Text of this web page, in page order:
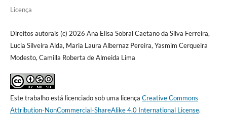
Licença
Direitos autorais (c) 2026 Ana Elisa Sobral Caetano da Silva Ferreira,
Lucia Silveira Alda, Maria Laura Albernaz Pereira, Yasmim Cerqueira
Modesto, Camilla Roberta de Almeida Lima
Este trabalho está licenciado sob uma licença Creative Commons
Attribution-NonCommercial-ShareAlike 4.0 International License.